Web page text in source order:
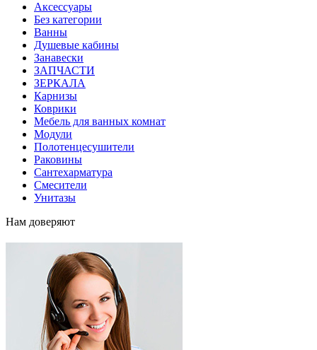
Аксессуары
Без категории
Ванны
Душевые кабины
Занавески
ЗАПЧАСТИ
ЗЕРКАЛА
Карнизы
Коврики
Мебель для ванных комнат
Модули
Полотенцесушители
Раковины
Сантехарматура
Смесители
Унитазы
Нам доверяют